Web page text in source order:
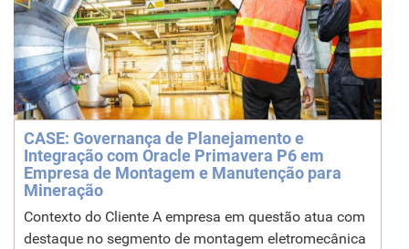
CASE: Governança de Planejamento e
Integração com Oracle Primavera P6 em
Empresa de Montagem e Manutenção para
Mineração
Contexto do Cliente A empresa em questão atua com
destaque no segmento de montagem eletromecânica